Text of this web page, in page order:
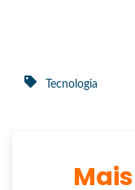
Tecnologia